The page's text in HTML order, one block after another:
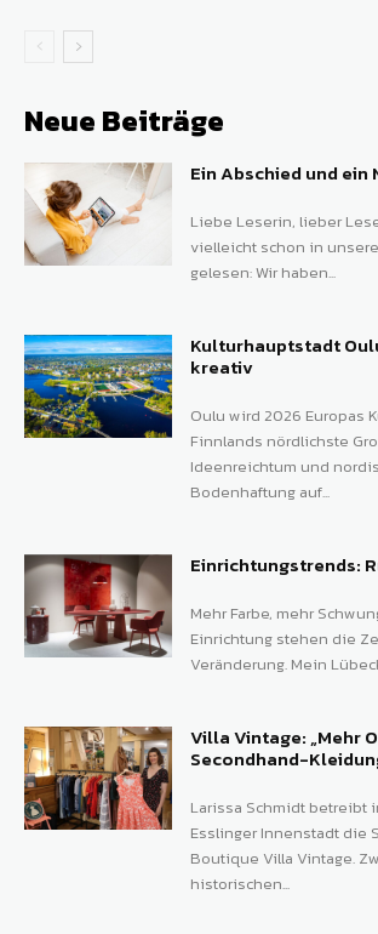
Neue Beiträge
Ein Abschied und ein
Liebe Leserin, lieber
vielleicht schon in
gelesen: Wir haben...
Kulturhauptstadt
kreativ
Oulu wird 2026 Europas
Finnlands nördlichste
Ideenreichtum und
Bodenhaftung auf...
Einrichtungstrends:
Mehr Farbe, mehr
Einrichtung stehen die
Veränderung. Mein
Villa Vintage: „Mehr
Secondhand-
Larissa Schmidt betreibt
Esslinger Innenstadt die
Boutique Villa Vintage.
historischen...